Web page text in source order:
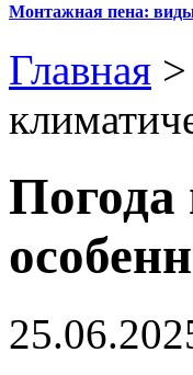
Монтажная пена:
Главная >
Погода